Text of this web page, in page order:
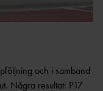
UTOMHUS
och i samband
Några resultat: P17